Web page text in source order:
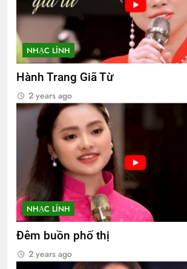
NHẠC LÍNH
Hành Trang Giã Từ
2 years ago
NHẠC LÍNH
Đêm buồn phố thị
2 years ago